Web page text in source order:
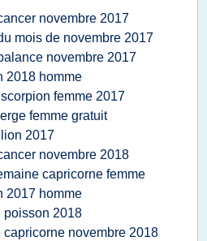
novembre 2017
mois de novembre 2017
novembre 2017
2018 homme
femme 2017
femme gratuit
2017
novembre 2018
capricorne femme
2017 homme
poisson 2018
capricorne novembre 2018